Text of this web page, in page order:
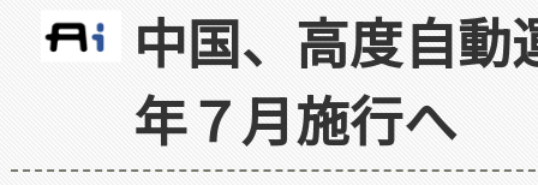
中国、高度自
年７月施行へ